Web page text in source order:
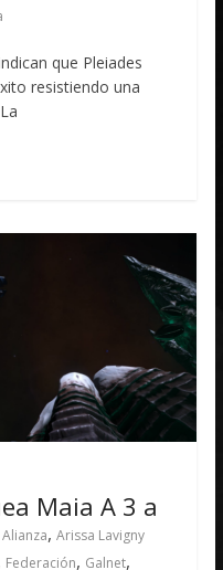
que Pleiades
resistiendo una
Maia A 3 a
Alianza,Arissa Lavigny
Federación, Galnet,